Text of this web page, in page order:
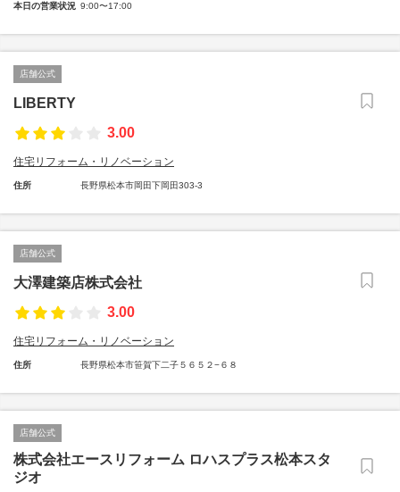
本日の営業状況 9:00〜17:00
店舗公式
LIBERTY
3.00
住宅リフォーム・リノベーション
住所 長野県松本市岡田下岡田303-3
店舗公式
大澤建築店株式会社
3.00
住宅リフォーム・リノベーション
住所 長野県松本市笹賀下二子５６５２−６８
店舗公式
株式会社エースリフォーム ロハスプラス松本スタ
ジオ